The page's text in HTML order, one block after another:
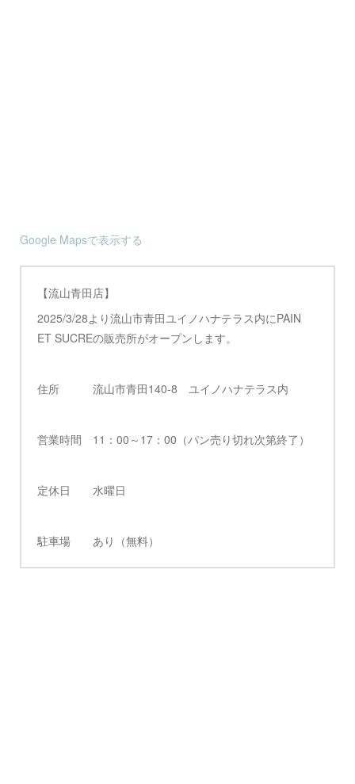
Google Mapsで表示する
【流山青田店】
2025/3/28より流山市青田ユイノハナテラス内にPAIN
ET SUCREの販売所がオープンします。
住所 流山市青田140-8 ユイノハナテラス内
営業時間 11：00～17：00（パン売り切れ次第終了）
定休日 水曜日
駐車場 あり（無料）